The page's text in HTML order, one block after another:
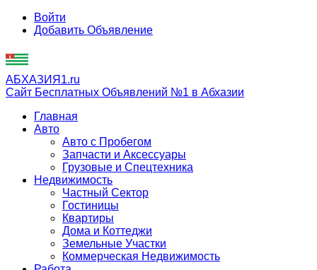
Войти
Добавить Объявление
АБХАЗИЯ1.ru
Сайт Бесплатных Объявлений №1 в Абхазии
Главная
Авто
Авто с Пробегом
Запчасти и Аксессуары
Грузовые и Спецтехника
Недвижимость
Частный Сектор
Гостиницы
Квартиры
Дома и Коттеджи
Земельные Участки
Коммерческая Недвижимость